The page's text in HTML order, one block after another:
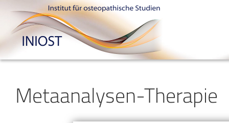
Metaanalysen-Therapie